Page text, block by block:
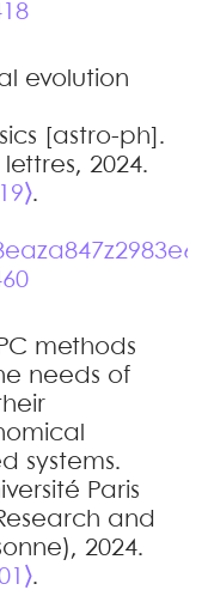
evolution
[astro-ph].
2024.
.
methods
needs of
systems.
Paris
and
2024.
.